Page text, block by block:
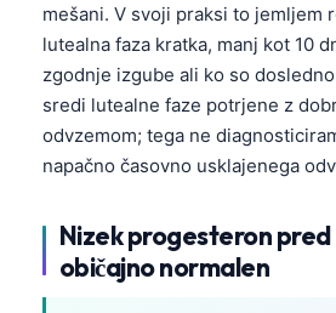
mešani. V svoji praksi to jemljem
lutealna faza kratka, manj kot 10
zgodnje izgube ali ko so
sredi lutealne faze potrjene z
odvzemom; tega ne
napačno časovno usklajenega
Nizek progesteron pred
običajno normalen